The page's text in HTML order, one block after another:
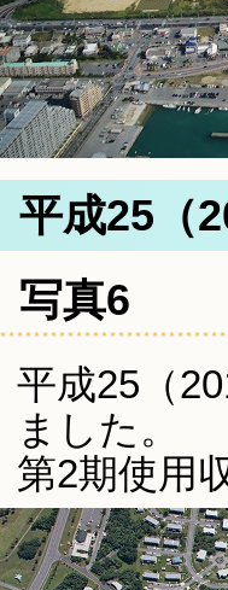
平成25（
写真6
平成25（
ました。
第2期使用